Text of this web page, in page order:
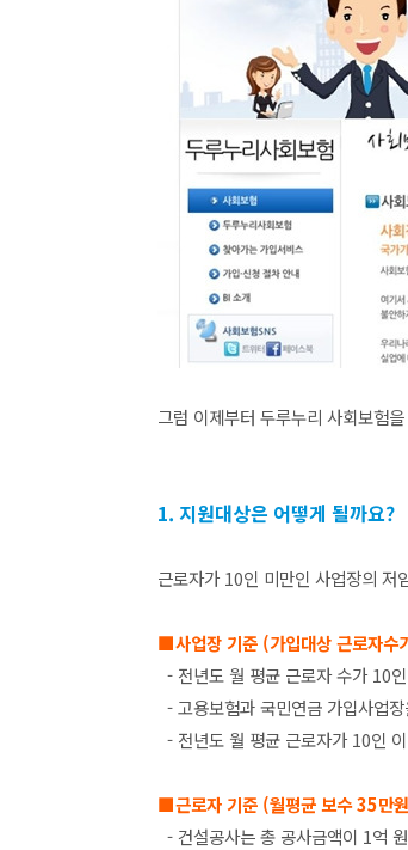
그럼 이제부터 두루누리 사회보험
1. 지원대상은 어떻게 될까요?
근로자가 10인 미만인 사업장의 저
■사업장 기준 (가입대상 근로자수
- 전년도 월 평균 근로자 수가 10
- 고용보험과 국민연금 가입사업
- 전년도 월 평균 근로자가 10인
■근로자 기준 (월평균 보수 35만
- 건설공사는 총 공사금액이 1억